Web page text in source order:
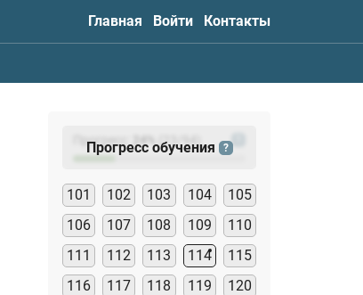
Главная Войти Контакты
Прогресс: (23
Прогресс обучения ?
101 102 103 104
105
106
107 108 109
110
111
112 113 114
115
116
117 118 119
120